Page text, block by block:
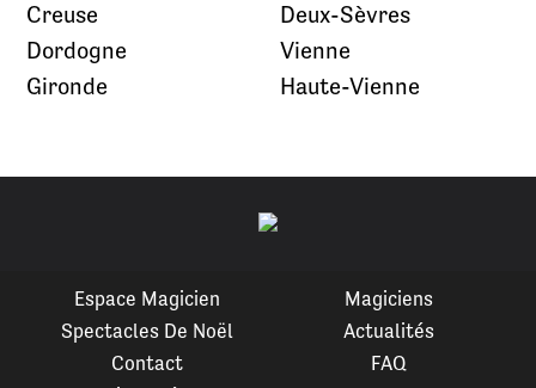
Creuse
Dordogne
Gironde
Deux-Sèvres
Vienne
Haute-Vienne
Espace Magicien
Magiciens
Spectacles De Noël
Actualités
Contact
FAQ